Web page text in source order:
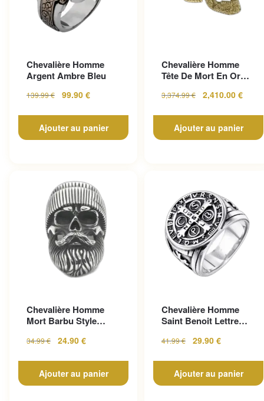
Chevalière Homme
Argent Ambre Bleu
139.99€ 99.90 €
Ajouter au panier
Chevalière Homme
Tête De Mort En Or
Gothique...
3,374.99€ 2,410.00 €
Ajouter au panier
Chevalière Homme
Mort Barbu Style
Inoxy...
34.99€ 24.90 €
Ajouter au panier
Chevalière Homme
Saint Benoit Lettre
41.99€ 29.90 €
Ajouter au panier